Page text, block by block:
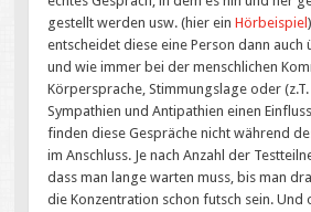
gestellt werden usw. (hier einHörbeispiel
entscheidet diese eine Person dann
und wie immer bei der menschlichen
Körpersprache, Stimmungslage oder
Sympathien und Antipathien einen
finden diese Gespräche nicht während
im Anschluss. Je nach Anzahl der
dass man lange warten muss, bis man
die Konzentration schon futsch sein. Und